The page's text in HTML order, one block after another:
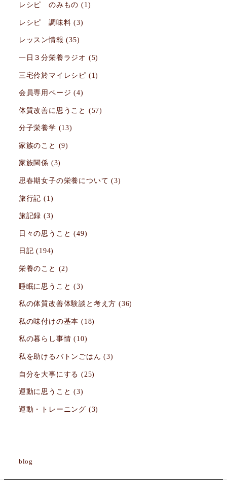
レシピ のみもの (1)
レシピ 調味料 (3)
レッスン情報 (35)
一日３分栄養ラジオ (5)
三宅伶於マイレシピ (1)
会員専用ページ (4)
体質改善に思うこと (57)
分子栄養学 (13)
家族のこと (9)
家族関係 (3)
思春期女子の栄養について (3)
旅行記 (1)
旅記録 (3)
日々の思うこと (49)
日記 (194)
栄養のこと (2)
睡眠に思うこと (3)
私の体質改善体験談と考え方 (36)
私の味付けの基本 (18)
私の暮らし事情 (10)
私を助けるバトンごはん (3)
自分を大事にする (25)
運動に思うこと (3)
運動・トレーニング (3)
blog